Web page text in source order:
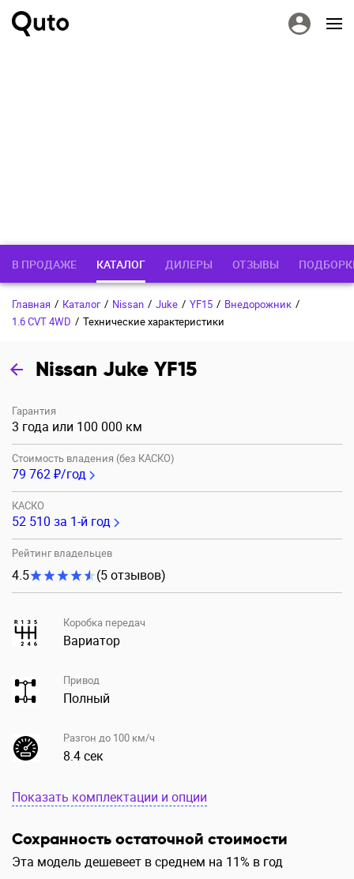
В ПРОДАЖЕ КАТАЛОГ ДИЛЕРЫ ОТЗЫВЫ
Главная / Каталог / Nissan / Juke / YF15 / Внедорожник /
1.6 CVT 4WD / Технические характеристики
Nissan Juke YF15
Гарантия
3 года или 100 000 км
Стоимость владения (без КАСКО)
79 762 ₽/год
КАСКО
52 510 за 1-й год
Рейтинг владельцев
4.5 (5 отзывов)
Коробка передач
Вариатор
Привод
Полный
Разгон до 100 км/ч
8.4 сек
Показать комплектации и опции
Сохранность остаточной стоимости
Эта модель дешевеет в среднем на 11% в год